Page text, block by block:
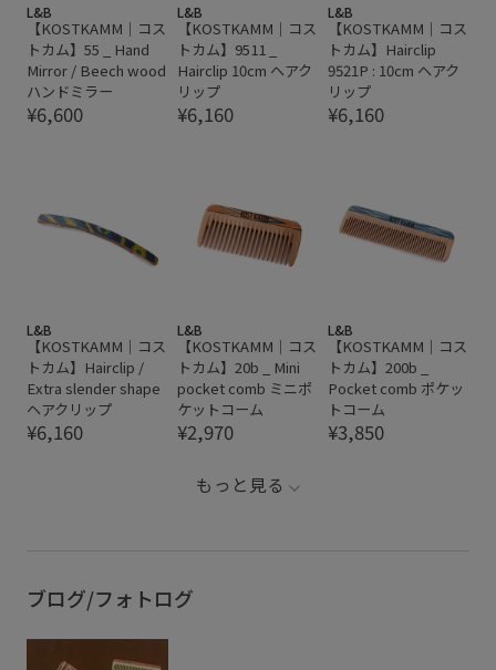
L&B
【KOSTKAMM｜コス
トカム】55 _ Hand
Mirror / Beech wood
ハンドミラー
¥6,600
L&B
【KOSTKAMM｜コス
トカム】9511 _
Hairclip 10cm ヘアク
リップ
¥6,160
L&B
【KOSTKAMM｜コス
トカム】Hairclip
9521P : 10cm ヘアク
リップ
¥6,160
L&B
【KOSTKAMM｜コス
トカム】Hairclip /
Extra slender shape
ヘアクリップ
¥6,160
L&B
【KOSTKAMM｜コス
トカム】20b _ Mini
pocket comb ミニポ
ケットコーム
¥2,970
L&B
【KOSTKAMM｜コス
トカム】200b _
Pocket comb ポケッ
トコーム
¥3,850
もっと見る
ブログ/フォトログ